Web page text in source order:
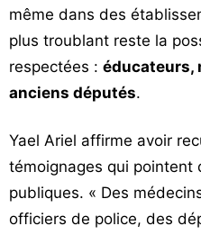
même dans des
plus troublant reste la
respectées : éducateurs,
anciens députés.
Yael Ariel affirme avoir
témoignages qui pointent
publiques. « Des
officiers de police, des